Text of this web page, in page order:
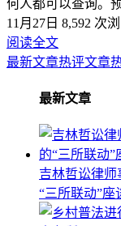
何人都可以查询。
11月27日 8,592 次
阅读全文
最新文章热评文章
最新文章
吉林哲讼律
“三所联动”座